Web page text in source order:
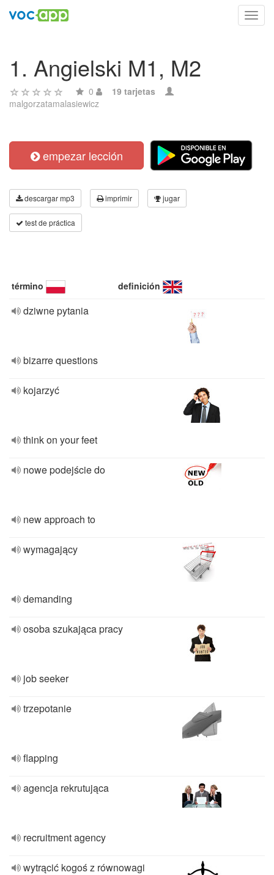
1. Angielski M1, M2
0
19 tarjetas
malgorzatamalasiewicz
empezar lección
descargar mp3 imprimir jugar
test de práctica
término definición
dziwne pytania
bizarre questions
kojarzyć
think on your feet
nowe podejście do
new approach to
wymagający
demanding
osoba szukająca pracy
job seeker
trzepotanie
flapping
agencja rekrutująca
recruitment agency
wytrącić kogoś z równowagi